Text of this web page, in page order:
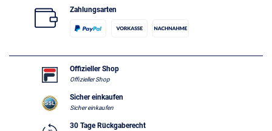
Zahlungsarten
Offizieller Shop
Offizieller Shop
Sicher einkaufen
Sicher einkaufen
30 Tage Rückgaberecht